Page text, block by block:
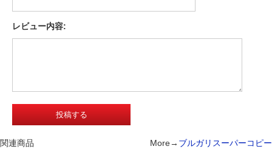
レビュー内容:
関連商品 More→ ブルガリスーパーコピー